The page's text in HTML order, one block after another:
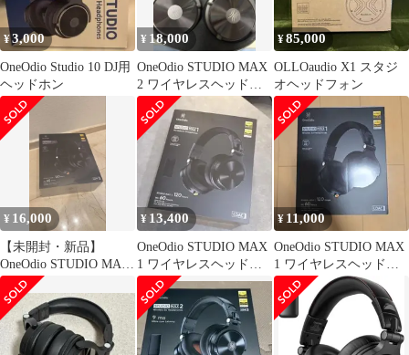
¥3,000
OneOdio Studio 10 DJ用
ヘッドホン
¥ 18,000
OneOdio STUDIO MAX
2 ワイヤレスヘッドホ
ン 本体
¥85,000
OLLOaudio X1 スタジ
オヘッドフォン
¥ 16,000
【未開封・新品】
OneOdio STUDIO MAX
1 ワイヤレスヘッドフ
ォン
¥ 13,400
OneOdio STUDIO MAX
1 ワイヤレスヘッドホ
ン
¥ 11,000
OneOdio STUDIO MAX
1 ワイヤレスヘッドフ
ォン